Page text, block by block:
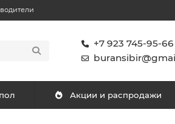
+7 923 745-95-66
Акции и распродажи